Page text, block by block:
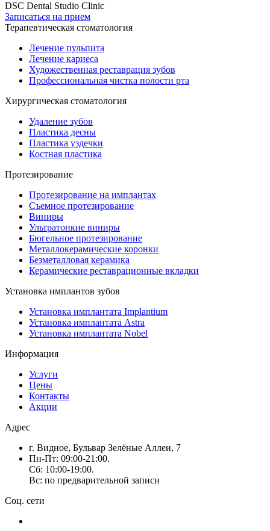
DSC Dental Studio Clinic
Записаться на прием
Терапевтическая стоматология
Лечение пульпита
Лечение кариеса
Художественная реставрация зубов
Профессиональная чистка полости рта
Хирургическая стоматология
Удаление зубов
Пластика десны
Пластика уздечки
Костная пластика
Протезирование
Протезирование на имплантах
Съемное протезирование
Виниры
Ультратонкие виниры
Бюгельное протезирование
Металлокерамические коронки
Безметалловая керамика
Керамические реставрационные вкладки
Установка имплантов зубов
Установка имплантата Implantium
Установка имплантата Astra
Установка имплантата Nobel
Информация
Услуги
Цены
Контакты
Акции
Адрес
г. Видное, Бульвар Зелёные Аллеи, 7
Пн-Пт: 09:00-21:00.
Сб: 10:00-19:00.
Вс: по предварительной записи
Соц. сети